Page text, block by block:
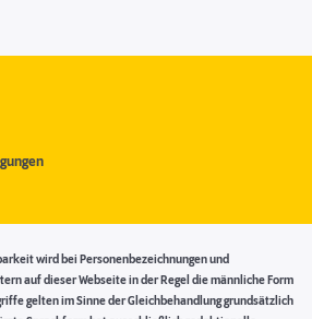
wird bei Personenbezeichnungen und
auf dieser Webseite in der Regel die männliche Form
gelten im Sinne der Gleichbehandlung grundsätzlich